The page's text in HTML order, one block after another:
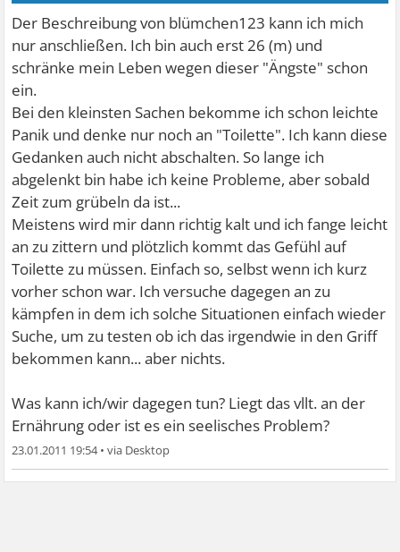
Der Beschreibung von blümchen123 kann ich mich
nur anschließen. Ich bin auch erst 26 (m) und
schränke mein Leben wegen dieser "Ängste" schon
ein.
Bei den kleinsten Sachen bekomme ich schon leichte
Panik und denke nur noch an "Toilette". Ich kann diese
Gedanken auch nicht abschalten. So lange ich
abgelenkt bin habe ich keine Probleme, aber sobald
Zeit zum grübeln da ist...
Meistens wird mir dann richtig kalt und ich fange leicht
an zu zittern und plötzlich kommt das Gefühl auf
Toilette zu müssen. Einfach so, selbst wenn ich kurz
vorher schon war. Ich versuche dagegen an zu
kämpfen in dem ich solche Situationen einfach wieder
Suche, um zu testen ob ich das irgendwie in den Griff
bekommen kann... aber nichts.
Was kann ich/wir dagegen tun? Liegt das vllt. an der
Ernährung oder ist es ein seelisches Problem?
23.01.2011 19:54•